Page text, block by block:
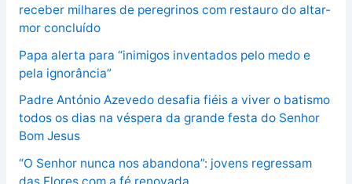
receber milhares de peregrinos com restauro do altar-
mor concluído
Papa alerta para “inimigos inventados pelo medo e
pela ignorância”
Padre António Azevedo desafia fiéis a viver o batismo
todos os dias na véspera da grande festa do Senhor
Bom Jesus
“O Senhor nunca nos abandona”: jovens regressam